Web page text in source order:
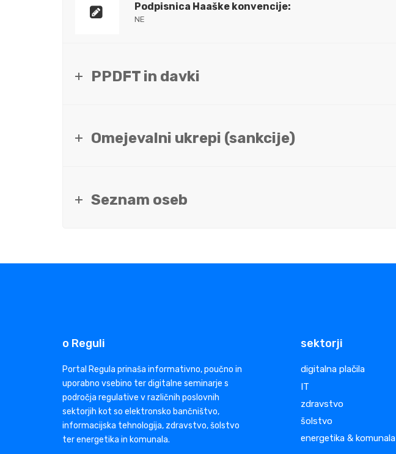
Podpisnica Haaške konvencije:
NE
PPDFT in davki
Omejevalni ukrepi (sankcije)
Seznam oseb
o Reguli
Portal Regula prinaša informativno, poučno in
uporabno vsebino ter digitalne seminarje s
področja regulative v različnih poslovnih
sektorjih kot so elektronsko bančništvo,
informacijska tehnologija, zdravstvo, šolstvo
ter energetika in komunala.
sektorji
digitalna plačila
IT
zdravstvo
šolstvo
energetika & komunala